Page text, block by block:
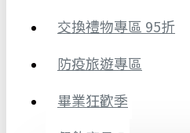
交換禮物專區 95折
防疫旅遊專區
畢業狂歡季